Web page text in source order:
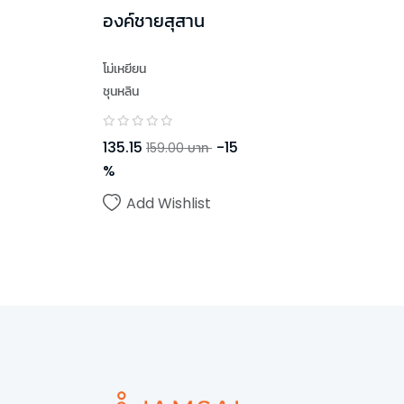
องค์ชายสุสาน
โม่เหยียน
ชุนหลิน
135.15 159.00 บาท -15
%
Add Wishlist